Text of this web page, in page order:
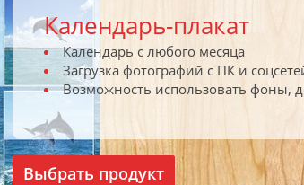
Календарь-плакат
Календарь с любого месяца
Загрузка фотографий с ПК и
Возможность использовать фоны,
Выбрать продукт